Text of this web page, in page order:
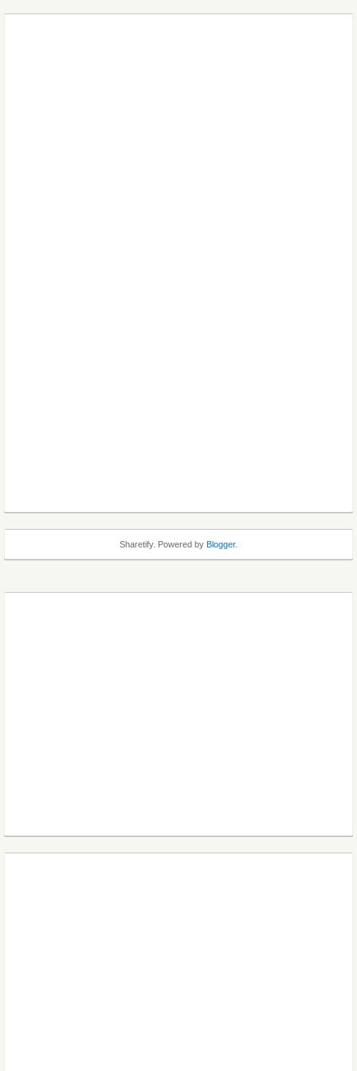
Sharetify. Powered by Blogger.